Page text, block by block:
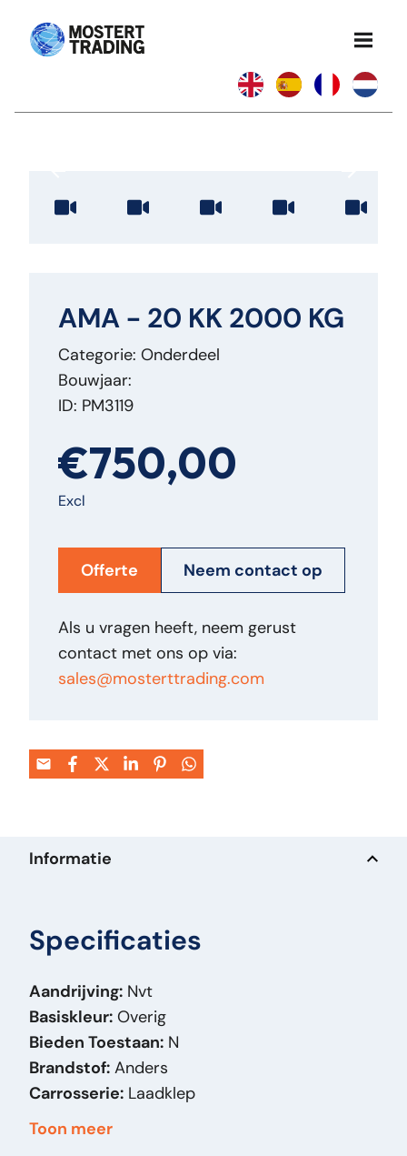
AMA - 20 KK 2000 KG
Categorie: Onderdeel
Bouwjaar:
ID: PM3119
€750,00
Excl
Offerte Neem contact op
Als u vragen heeft, neem gerust
contact met ons op via:
sales@mosterttrading.com
Informatie
Specificaties
Aandrijving: Nvt
Basiskleur: Overig
Bieden Toestaan: N
Brandstof: Anders
Carrosserie: Laadklep
Massa (kg):
Toon meer